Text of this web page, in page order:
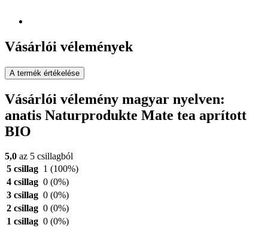
Vásárlói vélemények
A termék értékelése
Vásárlói vélemény magyar nyelven:
anatis Naturprodukte Mate tea aprított
BIO
5,0 az 5 csillagból
5 csillag 1 (100%)
4 csillag 0 (0%)
3 csillag 0 (0%)
2 csillag 0 (0%)
1 csillag 0 (0%)